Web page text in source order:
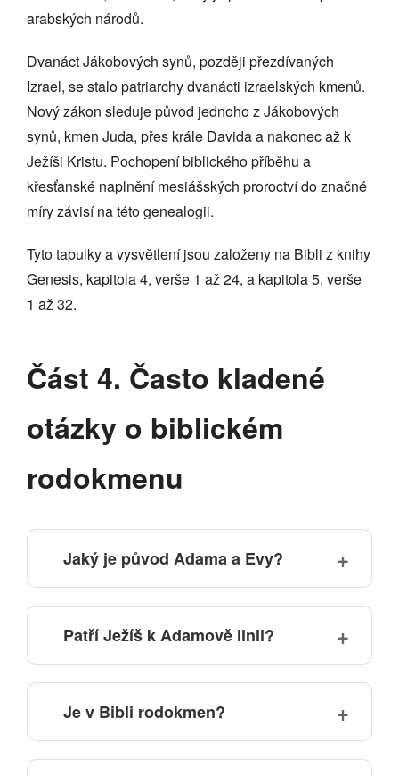
arabských národů.
Dvanáct Jákobových synů, později přezdívaných
Izrael, se stalo patriarchy dvanácti izraelských kmenů.
Nový zákon sleduje původ jednoho z Jákobových
synů, kmen Juda, přes krále Davida a nakonec až k
Ježíši Kristu. Pochopení biblického příběhu a
křesťanské naplnění mesiášských proroctví do značné
míry závisí na této genealogii.
Tyto tabulky a vysvětlení jsou založeny na Bibli z knihy
Genesis, kapitola 4, verše 1 až 24, a kapitola 5, verše
1 až 32.
Část 4. Často kladené
otázky o biblickém
rodokmenu
Jaký je původ Adama a Evy?
Patří Ježíš k Adamově linii?
Je v Bibli rodokmen?